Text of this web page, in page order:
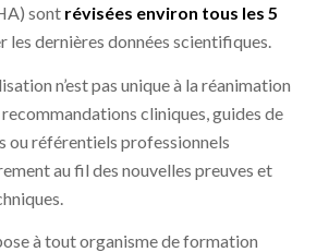
sont révisées environ tous les 5
les dernières données scientifiques.
n’est pas unique à la réanimation
cliniques, guides de
ou référentiels professionnels
au fil des nouvelles preuves et
à tout organisme de formation